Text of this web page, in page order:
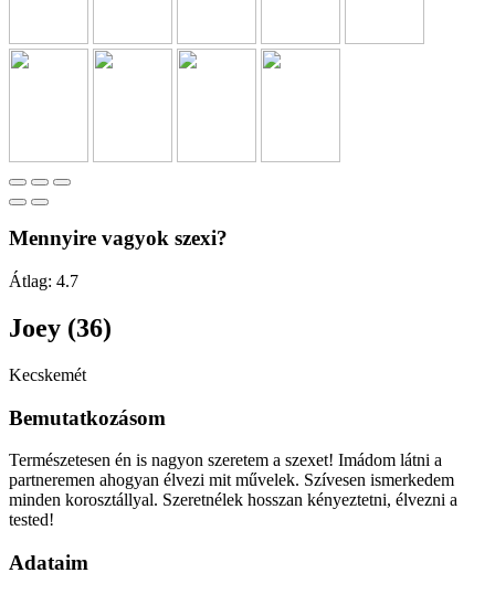
Mennyire vagyok szexi?
Átlag: 4.7
Joey (36)
Kecskemét
Bemutatkozásom
Természetesen én is nagyon szeretem a szexet! Imádom látni a
partneremen ahogyan élvezi mit művelek. Szívesen ismerkedem
minden korosztállyal. Szeretnélek hosszan kényeztetni, élvezni a
tested!
Adataim